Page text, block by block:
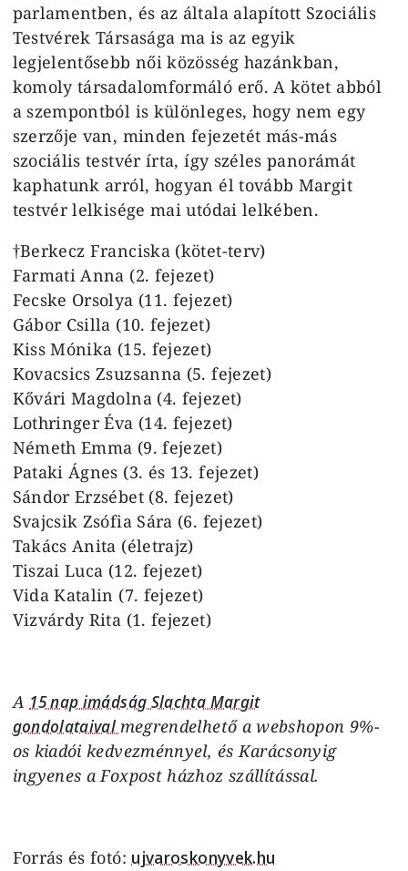
parlamentben, és az általa alapított Szociális
Testvérek Társasága ma is az egyik
legjelentősebb női közösség hazánkban,
komoly társadalomformáló erő. A kötet abból
a szempontból is különleges, hogy nem egy
szerzője van, minden fejezetét más-más
szociális testvér írta, így széles panorámát
kaphatunk arról, hogyan él tovább Margit
testvér lelkisége mai utódai lelkében.
‭†Berkecz Franciska (kötet-terv)
Farmati Anna (2. fejezet)
Fecske Orsolya (11. fejezet)
Gábor Csilla (10. fejezet)
Kiss Mónika (15. fejezet)
Kovacsics Zsuzsanna (5. fejezet)
Kővári Magdolna (4. fejezet)
Lothringer Éva (14. fejezet)
Németh Emma (9. fejezet)
Pataki Ágnes (3. és 13. fejezet)
Sándor Erzsébet (8. fejezet)
Svajcsik Zsófia Sára (6. fejezet)
Takács Anita (életrajz)
Tiszai Luca (12. fejezet)
Vida Katalin (7. fejezet)
Vizvárdy Rita (1. fejezet)
A 15 nap imádság Slachta Margit
gondolataival megrendelhető a webshopon 9%-
os kiadói kedvezménnyel, és Karácsonyig
ingyenes a Foxpost házhoz szállítással.
Forrás és fotó: ujvaroskonyvek.hu